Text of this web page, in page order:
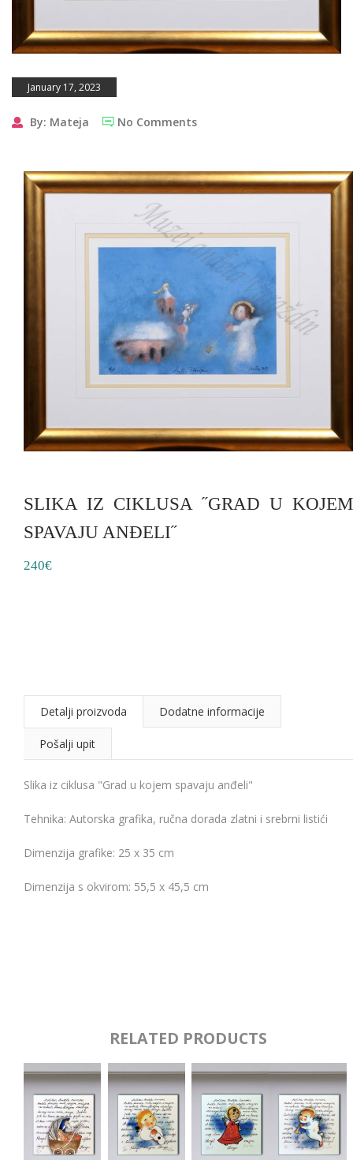
January 17, 2023
By: Mateja No Comments
SLIKA IZ CIKLUSA ˝GRAD U KOJEM
SPAVAJU ANĐELI˝
240€
Detalji proizvoda Dodatne informacije
Pošalji upit
Slika iz ciklusa "Grad u kojem spavaju anđeli"
Tehnika: Autorska grafika, ručna dorada zlatni i srebrni listići
Dimenzija grafike: 25 x 35 cm
Dimenzija s okvirom: 55,5 x 45,5 cm
RELATED PRODUCTS